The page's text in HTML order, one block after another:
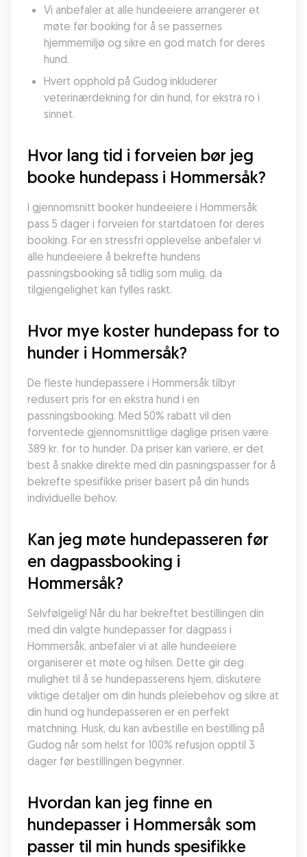
Vi anbefaler at alle hundeeiere arrangerer et
møte før booking for å se passernes
hjemmemiljø og sikre en god match for deres
hund.
Hvert opphold på Gudog inkluderer
veterinærdekning for din hund, for ekstra ro i
sinnet.
Hvor lang tid i forveien bør jeg
booke hundepass i Hommersåk?
I gjennomsnitt booker hundeeiere i Hommersåk
pass 5 dager i forveien for startdatoen for deres
booking. For en stressfri opplevelse anbefaler vi
alle hundeeiere å bekrefte hundens
passningsbooking så tidlig som mulig, da
tilgjengelighet kan fylles raskt.
Hvor mye koster hundepass for to
hunder i Hommersåk?
De fleste hundepassere i Hommersåk tilbyr
redusert pris for en ekstra hund i en
passningsbooking. Med 50% rabatt vil den
forventede gjennomsnittlige daglige prisen være
389 kr. for to hunder. Da priser kan variere, er det
best å snakke direkte med din pasningspasser for å
bekrefte spesifikke priser basert på din hunds
individuelle behov.
Kan jeg møte hundepasseren før
en dagpassbooking i
Hommersåk?
Selvfølgelig! Når du har bekreftet bestillingen din
med din valgte hundepasser for dagpass i
Hommersåk, anbefaler vi at alle hundeeiere
organiserer et møte og hilsen. Dette gir deg
mulighet til å se hundepasserens hjem, diskutere
viktige detaljer om din hunds pleiebehov og sikre at
din hund og hundepasseren er en perfekt
matchning. Husk, du kan avbestille en bestilling på
Gudog når som helst for 100% refusjon opptil 3
dager før bestillingen begynner.
Hvordan kan jeg finne en
hundepasser i Hommersåk som
passer til min hunds spesifikke